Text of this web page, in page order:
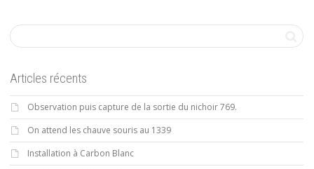
Articles récents
Observation puis capture de la sortie du nichoir 769.
On attend les chauve souris au 1339
Installation à Carbon Blanc